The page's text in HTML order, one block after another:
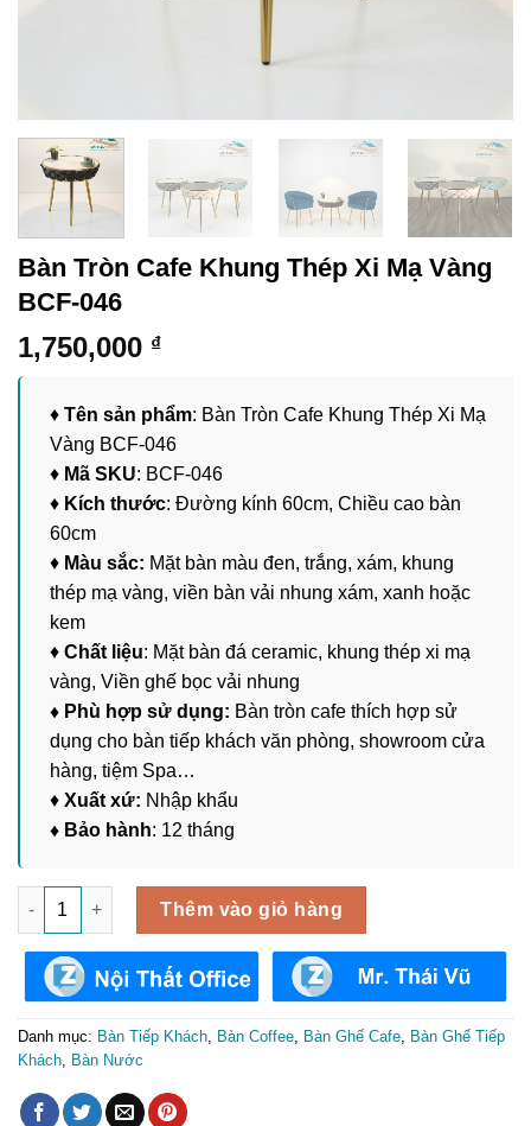
Bàn Tròn Cafe Khung Thép Xi Mạ Vàng
BCF-046
1,750,000 ₫
♦ Tên sản phẩm: Bàn Tròn Cafe Khung Thép Xi Mạ
Vàng BCF-046
♦ Mã SKU: BCF-046
♦ Kích thước: Đường kính 60cm, Chiều cao bàn
60cm
♦ Màu sắc: Mặt bàn màu đen, trắng, xám, khung
thép mạ vàng, viền bàn vải nhung xám, xanh hoặc
kem
♦ Chất liệu: Mặt bàn đá ceramic, khung thép xi mạ
vàng, Viền ghế bọc vải nhung
♦ Phù hợp sử dụng: Bàn tròn cafe thích hợp sử
dụng cho bàn tiếp khách văn phòng, showroom cửa
hàng, tiệm Spa…
♦ Xuất xứ: Nhập khẩu
♦ Bảo hành: 12 tháng
Bàn Tròn Cafe Khung Thép Xi Mạ Vàng BCF-046 số lượng
Thêm vào giỏ hàng
Danh mục: Bàn Tiếp Khách Bàn Coffee Bàn Ghế Cafe Bàn Ghế Tiếp
Khách Bàn Nước